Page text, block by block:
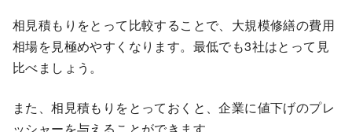
相見積もりをとって比較することで、大規模修繕の費用
相場を見極めやすくなります。最低でも3社はとって見
比べましょう。
また、相見積もりをとっておくと、企業に値下げのプレ